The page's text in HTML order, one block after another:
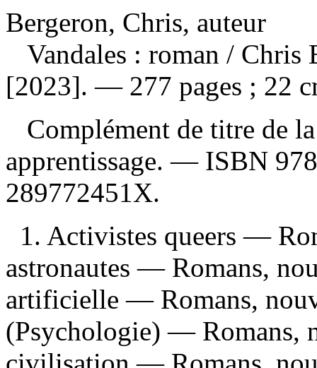
Bergeron, Chris, auteur
Vandales : roman / Chris
[2023]. — 277 pages ; 22
Complément de titre de
apprentissage. — ISBN
289772451X.
1. Activistes queers —
astronautes — Romans,
artificielle — Romans,
(Psychologie) — Romans,